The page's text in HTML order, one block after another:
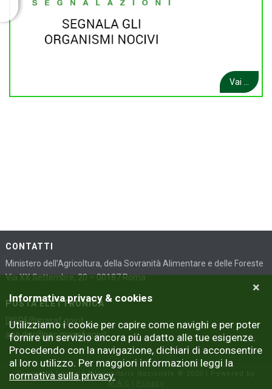
Vai ...
CONTATTI
Ministero dell’Agricoltura, della Sovranità Alimentare e delle Foreste
Via XX Settembre, 20 – 00187 Roma
POSTA ELETTRONICA
DISR5@masaf.gov.it
aoo.disr@pec.masaf.gov.it
Copyright Servizio Fitosanitario Nazionale © 2020 | Powered by
M.A.C
×
Informativa privacy & cookies
Utilizziamo i cookie per capire come navighi e per poter
fornire un servizio ancora più adatto alle tue esigenze.
Procedendo con la navigazione, dichiari di acconsentire
al loro utilizzo. Per maggiori informazioni leggi la
normativa sulla privacy.